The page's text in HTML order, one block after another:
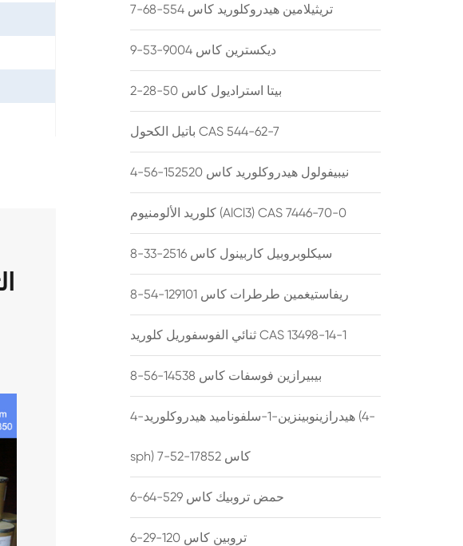
تريثيلامين هيدروكلوريد كاس 554-68-7
ديكسترين كاس 9004-53-9
بيتا استراديول كاس 50-28-2
باتيل الكحول CAS 544-62-7
نيبيفولول هيدروكلوريد كاس 152520-56-4
كلوريد الألومنيوم (AlCl3) CAS 7446-70-0
سيكلوبروبيل كاربينول كاس 2516-33-8
ريفاستيغمين طرطرات كاس 129101-54-8
ثنائي الفوسفوريل كلوريد CAS 13498-14-1
بيبيرازين فوسفات كاس 14538-56-8
4-هيدرازينوبينزين-1-سلفوناميد هيدروكلوريد (4-
sph) كاس 17852-52-7
حمض تروبيك كاس 529-64-6
تروبين كاس 120-29-6